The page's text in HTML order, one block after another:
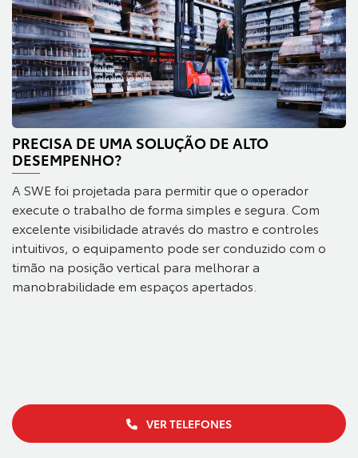
PRECISA DE UMA SOLUÇÃO DE ALTO
DESEMPENHO?
A SWE foi projetada para permitir que o operador
execute o trabalho de forma simples e segura. Com
excelente visibilidade através do mastro e controles
intuitivos, o equipamento pode ser conduzido com o
timão na posição vertical para melhorar a
manobrabilidade em espaços apertados.
VER TELEFONES